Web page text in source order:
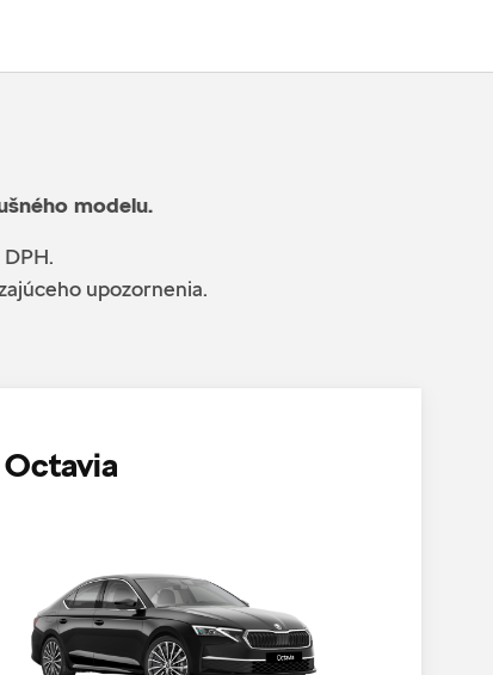
modelu.
upozornenia.
Octavia